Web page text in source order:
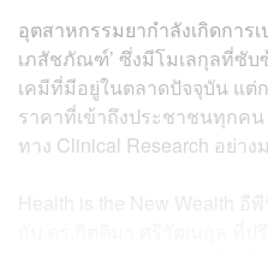
อุตสาหกรรมยากำลังเกิดการ
เภสัชภัณฑ์’ ซึ่งมีโมเลกุลที่ซั
เคมีที่มีอยู่ในตลาดปัจจุบัน แต่
ราคาที่เข้าถึงประชาชนทุกค
ทาง Clinical Research อย่าง